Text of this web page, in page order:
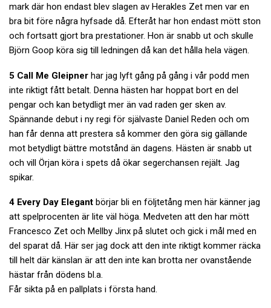
mark där hon endast blev slagen av Herakles Zet men var en
bra bit före några hyfsade då. Efteråt har hon endast mött ston
och fortsatt gjort bra prestationer. Hon är snabb ut och skulle
Björn Goop köra sig till ledningen då kan det hålla hela vägen.
5 Call Me Gleipner har jag lyft gång på gång i vår podd men
inte riktigt fått betalt. Denna hästen har hoppat bort en del
pengar och kan betydligt mer än vad raden ger sken av.
Spännande debut i ny regi för självaste Daniel Reden och om
han får denna att prestera så kommer den göra sig gällande
mot betydligt bättre motstånd än dagens. Hästen är snabb ut
och vill Örjan köra i spets då ökar segerchansen rejält. Jag
spikar.
4 Every Day Elegant börjar bli en följtetång men här känner jag
att spelprocenten är lite väl höga. Medveten att den har mött
Francesco Zet och Mellby Jinx på slutet och gick i mål med en
del sparat då. Här ser jag dock att den inte riktigt kommer räcka
till helt där känslan är att den inte kan brotta ner ovanstående
hästar från dödens bl.a.
Får sikta på en pallplats i första hand.